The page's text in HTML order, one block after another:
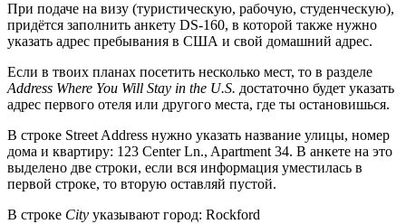
При подаче на визу (туристическую, рабочую, студенческую),
придётся заполнить анкету DS-160, в которой также нужно
указать адрес пребывания в США и свой домашний адрес.
Если в твоих планах посетить несколько мест, то в разделе
Address Where You Will Stay in the U.S. достаточно будет указать
адрес первого отеля или другого места, где ты остановишься.
В строке Street Address нужно указать название улицы, номер
дома и квартиру: 123 Center Ln., Apartment 34. В анкете на это
выделено две строки, если вся информация уместилась в
первой строке, то вторую оставляй пустой.
В строке City указывают город: Rockford